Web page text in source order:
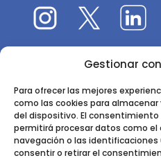
Gestionar
Para ofrecer las mejores
como las cookies para
del dispositivo. El
permitirá procesar datos como
navegación o las identificaciones
consentir o retirar el
El 9CFE es una actividad
Instituto de Ciencias
Ctra. de la Coruña